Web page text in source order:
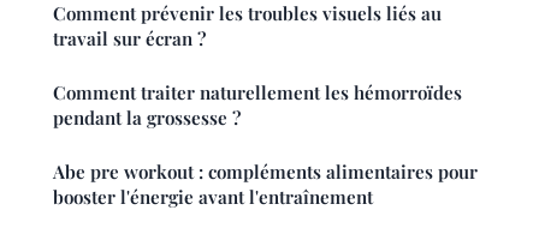
Comment prévenir les troubles visuels liés au
travail sur écran ?
Comment traiter naturellement les hémorroïdes
pendant la grossesse ?
Abe pre workout : compléments alimentaires pour
booster l'énergie avant l'entraînement